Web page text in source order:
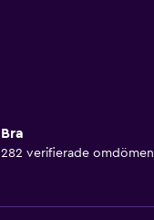
Bra
282 verifierade omdömen